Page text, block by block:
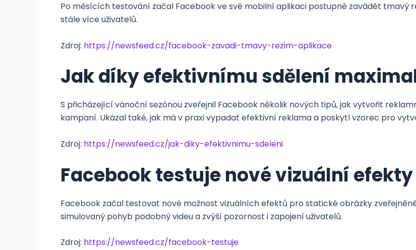
Po měsících testování začal Facebook ve své mobilní aplikaci postupně zavádět tmavý
stále více uživatelů.
Zdroj: https://newsfeed.cz/facebook-zavadi-tmavy-rezim-aplikace
Jak díky efektivnímu sdělení
S přicházející vánoční sezónou zveřejnil Facebook několik nových tipů, jak vytvořit
kampaní. Ukázal také, jak má v praxi vypadat efektivní reklama a poskytl vzorec pro
Zdroj: https://newsfeed.cz/jak-diky-efektivnimu-sdeleni
Facebook testuje nové vizuální
Facebook začal testovat nové možnost vizuálních efektů pro statické obrázky
simulovaný pohyb podobný videu a zvýší pozornost i zapojení uživatelů.
Zdroj: https://newsfeed.cz/facebook-testuje